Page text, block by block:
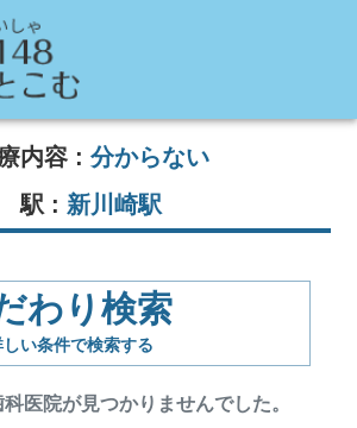
内容 : 分からない
駅 : 新川崎駅
わり検索
い条件で検索する
医院が見つかりませんでした。